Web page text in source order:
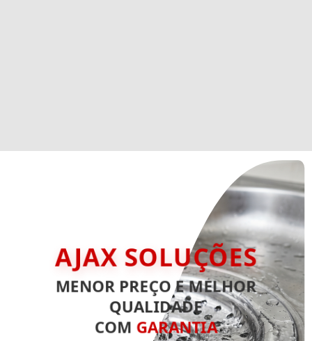
AJAX SOLUÇÕES
MENOR PREÇO E MELHOR
QUALIDADE
COM GARANTIA